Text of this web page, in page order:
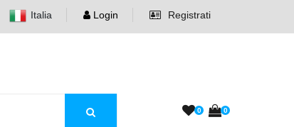
Italia Login Registrati
0 0